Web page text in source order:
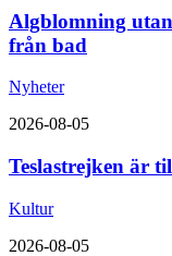
Algblomning
från bad
Nyheter
2026-08-05
Teslastrejken är
Kultur
2026-08-05